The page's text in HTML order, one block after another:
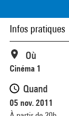
Infos pratiques
Où
Cinéma 1
Quand
05 nov. 2011